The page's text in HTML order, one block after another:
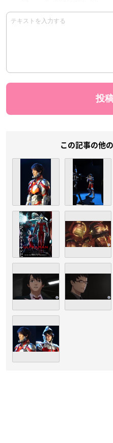
この記事の他